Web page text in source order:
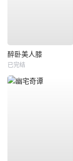
醉卧美人膝
已完结